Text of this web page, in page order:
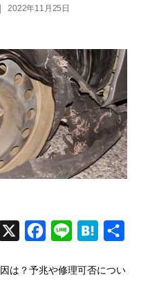
2022年11月25日
c
n
t
は？予兆や修理可否につい